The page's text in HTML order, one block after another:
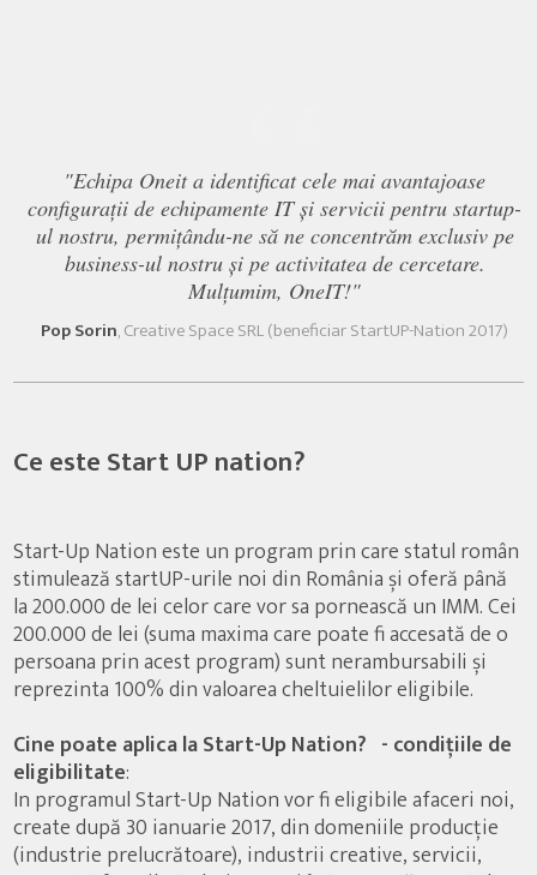
“
"Echipa Oneit a identificat cele mai avantajoase
configurații de echipamente IT și servicii pentru startup-
ul nostru, permițându-ne să ne concentrăm exclusiv pe
business-ul nostru și pe activitatea de cercetare.
Mulțumim, OneIT!"
Pop Sorin, Creative Space SRL (beneficiar StartUP-Nation 2017)
Ce este Start UP nation?
Start-Up Nation este un program prin care statul român
stimulează startUP-urile noi din România și oferă până
la 200.000 de lei celor care vor sa pornească un IMM. Cei
200.000 de lei (suma maxima care poate fi accesată de o
persoana prin acest program) sunt nerambursabili și
reprezinta 100% din valoarea cheltuielilor eligibile.
Cine poate aplica la Start-Up Nation? - condițiile de
eligibilitate:
In programul Start-Up Nation vor fi eligibile afaceri noi,
create după 30 ianuarie 2017, din domeniile producție
(industrie prelucrătoare), industrii creative, servicii,